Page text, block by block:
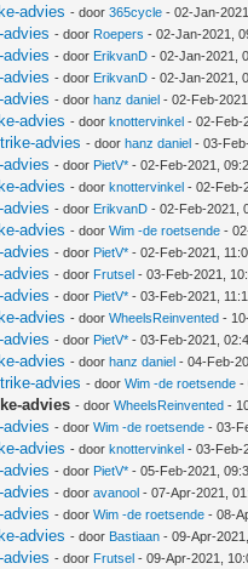
advies - door365cycle - 02-Jan-
advies - door Roepers - 02-Jan-2021,
advies - door ErikvanD - 02-Jan-2021,
advies - door ErikvanD - 02-Jan-2021,
advies - doorhanz daniel - 02-Feb-
advies - doorknottervinkel - 02-Feb-
advies - doorhanz daniel - 03-
advies - door PietV* - 02-Feb-2021,
advies - doorknottervinkel - 02-Feb-
advies - door ErikvanD - 02-Feb-2021,
advies - doorWim -de roetsende -
advies - door PietV* - 02-Feb-2021,
advies - door Frutsel - 03-Feb-2021,
advies - door PietV* - 03-Feb-2021,
advies - doorWheelsReinvented -
advies - door PietV* - 03-Feb-2021,
advies - doorhanz daniel - 04-Feb-
advies - doorWim -de roetsende -
advies - doorWheelsReinvented -
advies - doorWim -de roetsende - 03-
advies - doorknottervinkel - 03-Feb-
advies - door PietV* - 05-Feb-2021,
advies - dooravanool - 07-Apr-2021,
advies - doorWim -de roetsende - 08-
advies - door Bastiaan - 09-Apr-
advies - door Frutsel - 09-Apr-2021,